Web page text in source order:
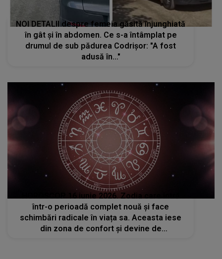
NOI DETALII despre femeia găsită înjunghiată
în gât și în abdomen. Ce s-a întâmplat pe
drumul de sub pădurea Codrișor: "A fost
adusă în..."
HOROSCOP 16 iunie 2026. Zodia care intră
într-o perioadă complet nouă și face
schimbări radicale în viața sa. Aceasta iese
din zona de confort și devine de